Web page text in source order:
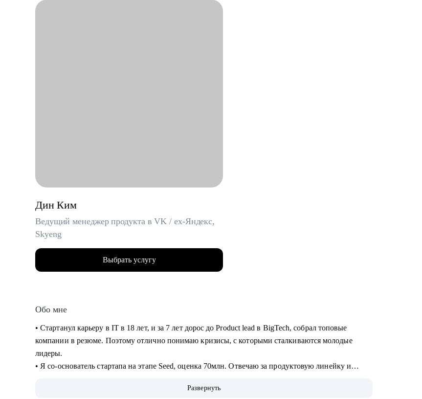
Дин Ким
Ведущий менеджер продукта в VK / ex-Яндекс,
Skyeng
Выбрать услугу
Обо мне
• Стартанул карьеру в IT в 18 лет, и за 7 лет дорос до Product lead в BigTech, собрал топовые
компании в резюме. Поэтому отлично понимаю кризисы, с которыми сталкиваются молодые
лидеры.
• Я со-основатель стартапа на этапе Seed, оценка 70млн. Отвечаю за продуктовую линейку и
• За год помог более 10 специалистам найти работу, поднять грейд и зарплату.
Развернуть